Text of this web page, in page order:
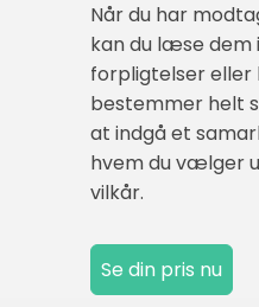
Når du har
kan du læse dem
forpligtelser eller
bestemmer helt
at indgå et
hvem du vælger
vilkår.